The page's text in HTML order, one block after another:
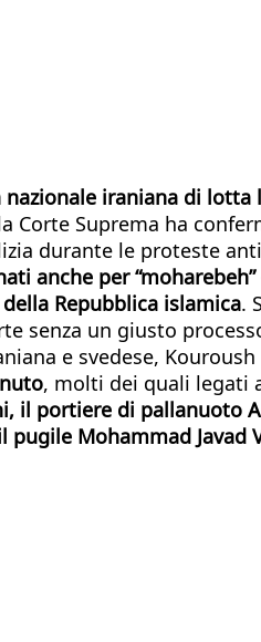
iraniana di lotta
Corte Suprema ha
durante le proteste
anche per
Repubblica islamica.
senza un giusto
e svedese, Kouroush
, molti dei quali legati
il portiere di pallanuoto
Mohammad Javad